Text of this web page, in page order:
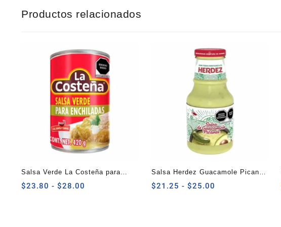
Productos relacionados
Salsa Verde La Costeña para
Enchiladas 420 g
$23.80 - $28.00
Salsa Herdez Guacamole Picante
240 G
$21.25 - $25.00